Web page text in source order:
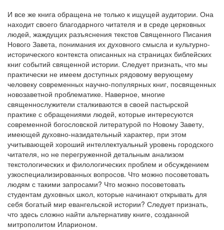
И все же книга обращена не только к ищущей аудитории. Она
находит своего благодарного читателя и в среде церковных
людей, жаждущих разъяснения текстов Священного Писания
Нового Завета, понимания их духовного смысла и культурно-
исторического контекста описанных на страницах библейских
книг событий священной истории. Следует признать, что мы
практически не имеем доступных рядовому верующему
человеку современных научно-популярных книг, посвященных
новозаветной проблематике. Наверное, многие
священнослужители сталкиваются в своей пастырской
практике с обращениями людей, которые интересуются
современной богословской литературой по Новому Завету,
имеющей духовно-назидательный характер, при этом
учитывающей хороший интеллектуальный уровень городского
читателя, но не перегруженной детальным анализом
текстологических и филологических проблем и обсуждением
узкоспециализированных вопросов. Что можно посоветовать
людям с такими запросами? Что можно посоветовать
студентам духовных школ, которые начинают открывать для
себя богатый мир евангельской истории? Следует признать,
что здесь сложно найти альтернативу книге, созданной
митрополитом Иларионом.